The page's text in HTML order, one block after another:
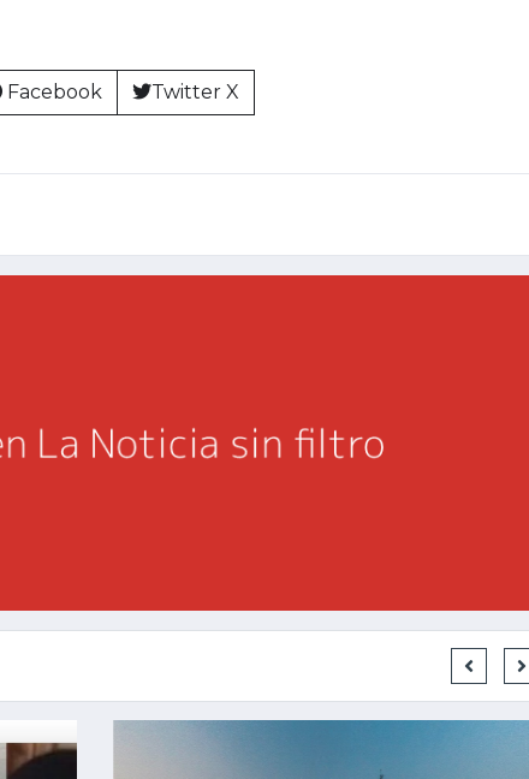
Facebook Twitter X